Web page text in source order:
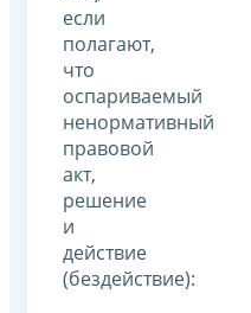
если
полагают,
что
оспариваемый
ненормативный
правовой
акт,
решение
и
действие
(бездействие):